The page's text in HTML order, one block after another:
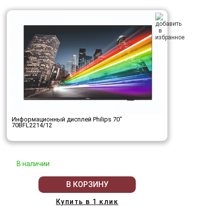
Информационный дисплей Philips 70"
70BFL2214/12
В наличии
В КОРЗИНУ
Купить в 1 клик